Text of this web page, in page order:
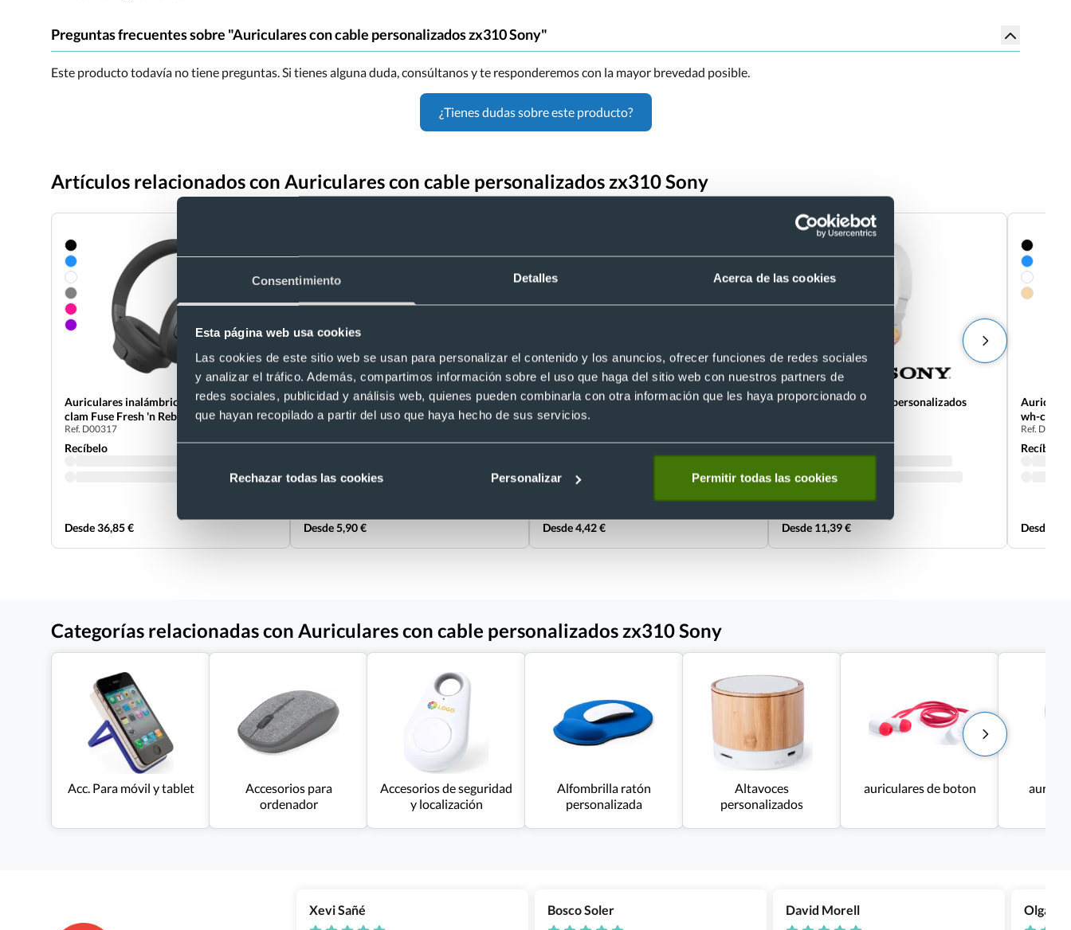
Consentimiento Detalles Acerca de las cookies
Esta página web usa cookies
Las cookies de este sitio web se usan para personalizar el contenido y los anuncios, ofrecer funciones de redes sociales
y analizar el tráfico. Además, compartimos información sobre el uso que haga del sitio web con nuestros partners de
redes sociales, publicidad y análisis web, quienes pueden combinarla con otra información que les haya proporcionado o
que hayan recopilado a partir del uso que haya hecho de sus servicios.
Rechazar todas las cookies Personalizar Permitir todas las cookies
Preguntas frecuentes sobre "Auriculares con cable personalizados zx310 Sony"
Este producto todavía no tiene preguntas. Si tienes alguna duda, consúltanos y te responderemos con la mayor brevedad posible.
¿Tienes dudas sobre este producto?
Artículos relacionados con Auriculares con cable personalizados zx310 Sony
Auriculares inalámbricos personalizados
clam Fuse Fresh 'n Rebel
Ref. D00317
Recíbelo
Desde 36,85 €
Auriculares personalizados bluetooth 5. 0
vanguardistas para merchandising
Recíbelo
Desde 5,90 €
Auriculares gaming personalizados con
luces LED multicolor
Recíbelo
Desde 4,42 €
Auriculares con cable personalizados
Recíbelo
Desde 11,39 €
wh-
Ref.
Recíbelo
Desde
Categorías relacionadas con Auriculares con cable personalizados zx310 Sony
Acc. Para móvil y tablet
Accesorios para
ordenador
Accesorios de seguridad
y localización
Alfombrilla ratón
personalizada
Altavoces
personalizados
auriculares de boton
Xevi Sañé Bosco Soler David Morell Olga